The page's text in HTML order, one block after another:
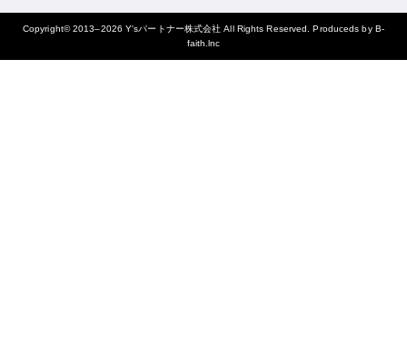
Copyright© 2013–2026Y'sパートナー株式会社 All Rights Reserved. Produceds by B-
faith.lnc